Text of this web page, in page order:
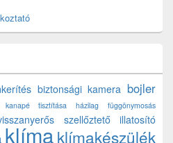
biztonsági kamera bojler
tisztítása házilag
függönymosás
szellőztető
illatosító
klímaklímakészülék